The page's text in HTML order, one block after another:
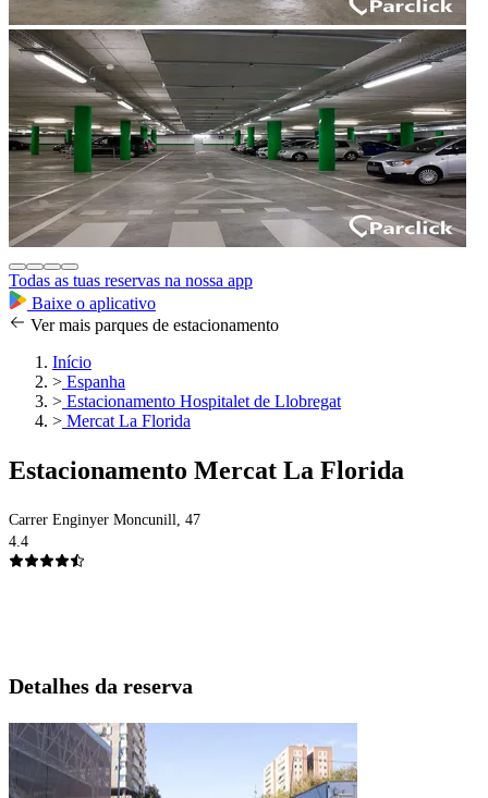
Todas as tuas reservas na nossa app
Baixe o aplicativo
Ver mais parques de estacionamento
Início
> Espanha
> Estacionamento Hospitalet de Llobregat
> Mercat La Florida
Estacionamento Mercat La Florida
Carrer Enginyer Moncunill, 47
4.4
Detalhes da reserva